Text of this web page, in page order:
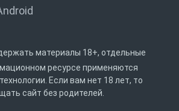
материалы 18+, отдельные
ресурсе применяются
Если вам нет 18 лет, то
сайт без родителей.